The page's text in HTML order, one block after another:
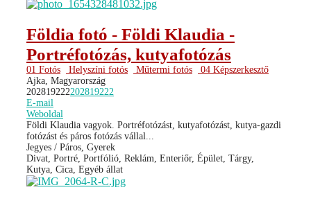
Földia fotó - Földi Klaudia -
Portréfotózás, kutyafotózás
01 Fotós Helyszíni fotós Műtermi fotós
04 Képszerkesztő
Ajka, Magyarország
202819222202819222
E-mail
Weboldal
Földi Klaudia vagyok. Portréfotózást, kutyafotózást, kutya-gazdi
fotózást és páros fotózás vállal...
Jegyes / Páros, Gyerek
Divat, Portré, Portfólió, Reklám, Enteriőr, Épület, Tárgy,
Kutya, Cica, Egyéb állat